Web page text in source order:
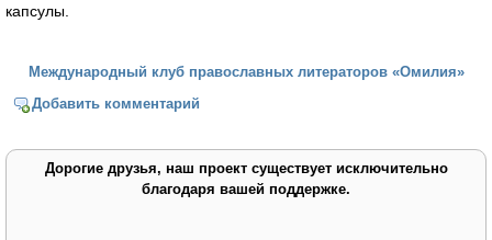
капсулы.
Международный клуб православных литераторов «Омилия»
Добавить комментарий
Дорогие друзья, наш проект существует исключительно
благодаря вашей поддержке.